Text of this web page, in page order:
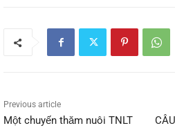
Previous article
Một chuyến thăm nuôi TNLT